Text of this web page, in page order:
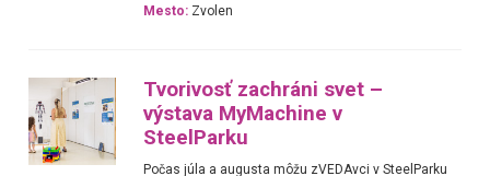
Mesto: Zvolen
Tvorivosť zachráni svet –
výstava MyMachine v
SteelParku
Počas júla a augusta môžu zVEDAvci v SteelParku